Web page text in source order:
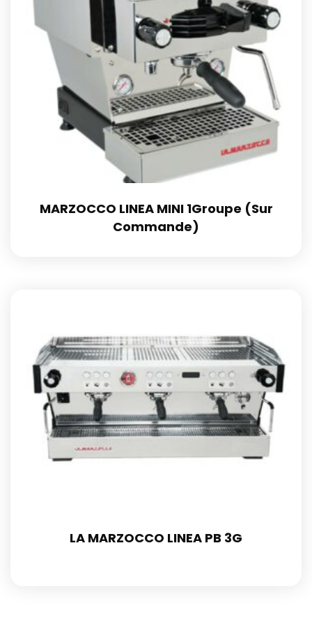
MARZOCCO LINEA MINI 1Groupe (Sur
Commande)
LA MARZOCCO LINEA PB 3G